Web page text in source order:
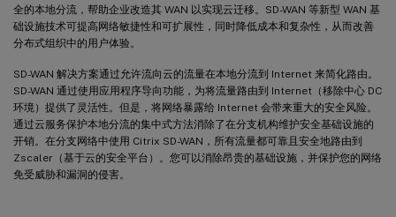
全的本地分流，帮助企业改造其 WAN 以实现云迁移。SD-WAN 等新型 WAN 基
础设施技术可提高网络敏捷性和可扩展性，同时降低成本和复杂性，从而改善
分布式组织中的用户体验。
SD-WAN 解决方案通过允许流向云的流量在本地分流到 Internet 来简化路由。
SD-WAN 通过使用应用程序导向功能，为将流量路由到 Internet（移除中心 DC
环境）提供了灵活性。但是，将网络暴露给 Internet 会带来重大的安全风险。
通过云服务保护本地分流的集中式方法消除了在分支机构维护安全基础设施的
开销。在分支网络中使用 Citrix SD-WAN，所有流量都可靠且安全地路由到
Zscaler（基于云的安全平台）。您可以消除昂贵的基础设施，并保护您的网络
免受威胁和漏洞的侵害。